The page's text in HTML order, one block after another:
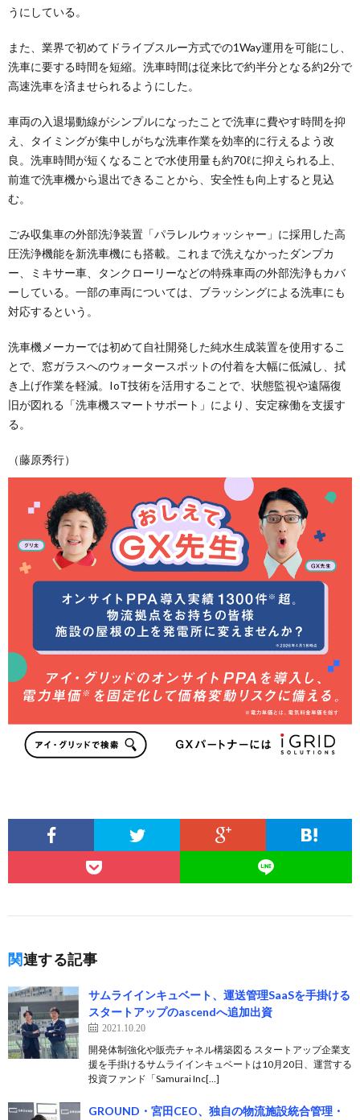
うにしている。
また、業界で初めてドライブスルー方式での1Way運用を可能にし、
洗車に要する時間を短縮。洗車時間は従来比で約半分となる約2分で
高速洗車を済ませられるようにした。
車両の入退場動線がシンプルになったことで洗車に費やす時間を抑
え、タイミングが集中しがちな洗車作業を効率的に行えるよう改
良。洗車時間が短くなることで水使用量も約70ℓに抑えられる上、
前進で洗車機から退出できることから、安全性も向上すると見込
む。
ごみ収集車の外部洗浄装置「パラレルウォッシャー」に採用した高
圧洗浄機能を新洗車機にも搭載。これまで洗えなかったダンプカ
ー、ミキサー車、タンクローリーなどの特殊車両の外部洗浄もカバ
ーしている。一部の車両については、ブラッシングによる洗車にも
対応するという。
洗車機メーカーでは初めて自社開発した純水生成装置を使用するこ
とで、窓ガラスへのウォータースポットの付着を大幅に低減し、拭
き上げ作業を軽減。IoT技術を活用することで、状態監視や遠隔復
旧が図れる「洗車機スマートサポート」により、安定稼働を支援す
る。
（藤原秀行）
関連する記事
サムライインキュベート、運送管理SaaSを手掛ける
スタートアップのascendへ追加出資
2021.10.20
開発体制強化や販売チャネル構築図る スタートアップ企業支
援を手掛けるサムライインキュベートは10月20日、運営する
投資ファンド「Samurai Inc[…]
GROUND・宮田CEO、独自の物流施設統合管理・